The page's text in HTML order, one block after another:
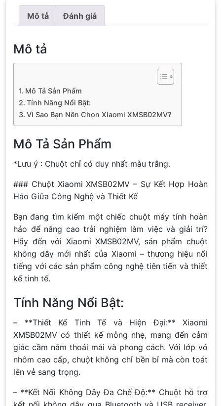
Mô tả Đánh giá
Mô tả
Mô Tả Sản Phẩm
Tính Năng Nổi Bật:
Vì Sao Bạn Nên Chọn Xiaomi XMSB02MV?
Mô Tả Sản Phẩm
*Lưu ý : Chuột chỉ có duy nhất màu trắng.
### Chuột Xiaomi XMSB02MV – Sự Kết Hợp Hoàn
Hảo Giữa Công Nghệ và Thiết Kế
Bạn đang tìm kiếm một chiếc chuột máy tính hoàn
hảo để nâng cao trải nghiệm làm việc và giải trí?
Hãy đến với Xiaomi XMSB02MV, sản phẩm chuột
không dây mới nhất của Xiaomi – thương hiệu nổi
tiếng với các sản phẩm công nghệ tiên tiến và thiết
kế tinh tế.
Tính Năng Nổi Bật:
– **Thiết Kế Tinh Tế và Hiện Đại:** Xiaomi
XMSB02MV có thiết kế mỏng nhẹ, mang đến cảm
giác cầm nắm thoải mái và phong cách. Với lớp vỏ
nhôm cao cấp, chuột không chỉ bền bỉ mà còn toát
lên vẻ sang trọng.
– **Kết Nối Không Dây Đa Chế Độ:** Chuột hỗ trợ